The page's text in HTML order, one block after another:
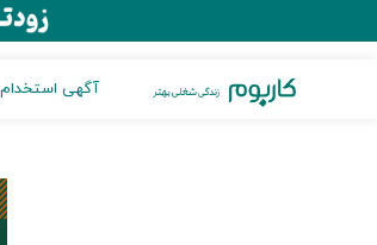
آگهی استخدام